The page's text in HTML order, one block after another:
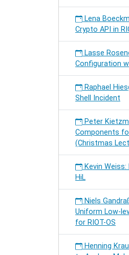
Lena
Crypto API in
Lasse
Configuration
Raphael
Shell Incident
Peter
Components
(Christmas
Kevin
HiL
Niels
Uniform Low-
for RIOT-OS
Henning